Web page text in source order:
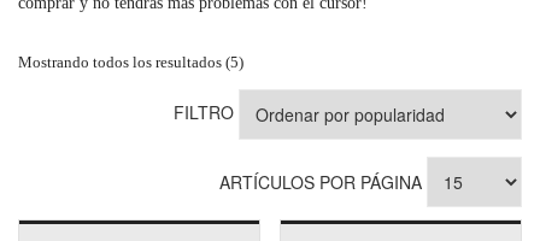
Mostrando todos los resultados (5)
FILTRO
ARTÍCULOS POR PÁGINA